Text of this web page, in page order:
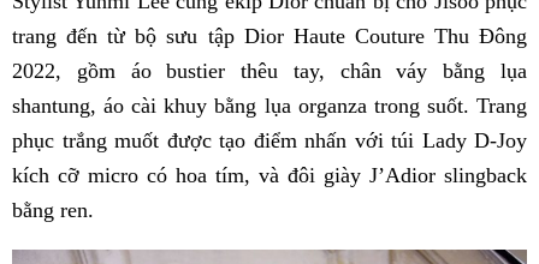
trang đến từ bộ sưu tập Dior Haute Couture Thu Đông
2022, gồm áo bustier thêu tay, chân váy bằng lụa
shantung, áo cài khuy bằng lụa organza trong suốt. Trang
phục trắng muốt được tạo điểm nhấn với túi Lady D-Joy
kích cỡ micro có hoa tím, và đôi giày J’Adior slingback
bằng ren.